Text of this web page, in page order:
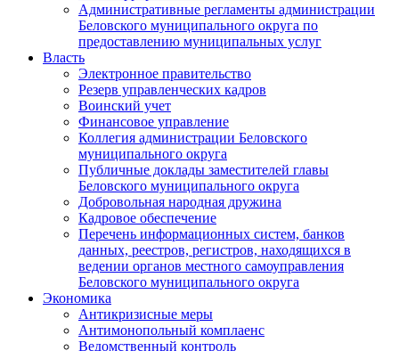
Административные регламенты администрации
Беловского муниципального округа по
предоставлению муниципальных услуг
Власть
Электронное правительство
Резерв управленческих кадров
Воинский учет
Финансовое управление
Коллегия администрации Беловского
муниципального округа
Публичные доклады заместителей главы
Беловского муниципального округа
Добровольная народная дружина
Кадровое обеспечение
Перечень информационных систем, банков
данных, реестров, регистров, находящихся в
ведении органов местного самоуправления
Беловского муниципального округа
Экономика
Антикризисные меры
Антимонопольный комплаенс
Ведомственный контроль